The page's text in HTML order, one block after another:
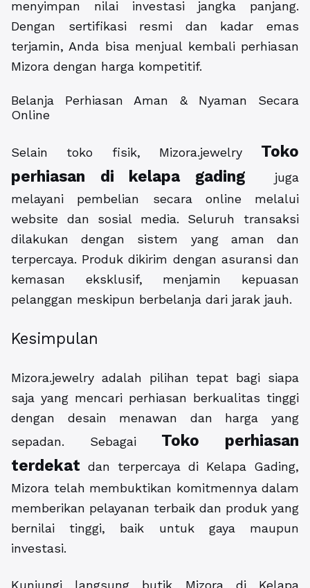
menyimpan nilai investasi jangka panjang.
Dengan sertifikasi resmi dan kadar emas
terjamin, Anda bisa menjual kembali perhiasan
Mizora dengan harga kompetitif.
Belanja Perhiasan Aman & Nyaman Secara
Online
Selain toko fisik, Mizora.jewelry Toko
perhiasan di kelapa gadingjuga
melayani pembelian secara online melalui
website dan sosial media. Seluruh transaksi
dilakukan dengan sistem yang aman dan
terpercaya. Produk dikirim dengan asuransi dan
kemasan eksklusif, menjamin kepuasan
pelanggan meskipun berbelanja dari jarak jauh.
Kesimpulan
Mizora.jewelry adalah pilihan tepat bagi siapa
saja yang mencari perhiasan berkualitas tinggi
dengan desain menawan dan harga yang
sepadan. Sebagai Toko perhiasan
terdekat dan terpercaya di Kelapa Gading,
Mizora telah membuktikan komitmennya dalam
memberikan pelayanan terbaik dan produk yang
bernilai tinggi, baik untuk gaya maupun
investasi.
Kunjungi langsung butik Mizora di Kelapa